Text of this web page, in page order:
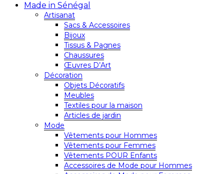
Made in Sénégal
Artisanat
Sacs & Accessoires
Bijoux
Tissus & Pagnes
Chaussures
Œuvres D’Art
Décoration
Objets Décoratifs
Meubles
Textiles pour la maison
Articles de jardin
Mode
Vêtements pour Hommes
Vêtements pour Femmes
Vêtements POUR Enfants
Accessoires de Mode pour Hommes